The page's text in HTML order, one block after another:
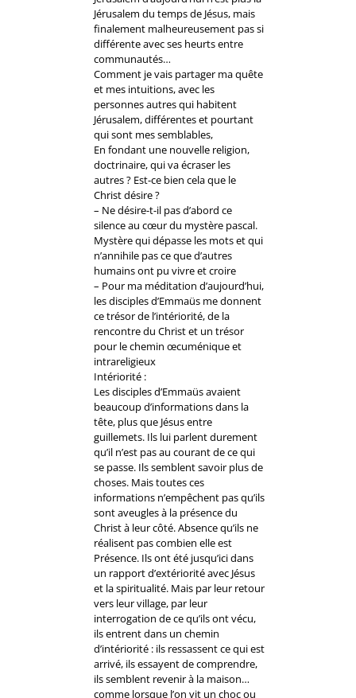
Jérusalem du temps de Jésus, mais
finalement malheureusement pas si
différente avec ses heurts entre
communautés…
Comment je vais partager ma quête
et mes intuitions, avec les
personnes autres qui habitent
Jérusalem, différentes et pourtant
qui sont mes semblables,
En fondant une nouvelle religion,
doctrinaire, qui va écraser les
autres ? Est-ce bien cela que le
Christ désire ?
– Ne désire-t-il pas d’abord ce
silence au cœur du mystère pascal.
Mystère qui dépasse les mots et qui
n’annihile pas ce que d’autres
humains ont pu vivre et croire
– Pour ma méditation d’aujourd’hui,
les disciples d’Emmaüs me donnent
ce trésor de l’intériorité, de la
rencontre du Christ et un trésor
pour le chemin œcuménique et
intrareligieux
Intériorité :
Les disciples d’Emmaüs avaient
beaucoup d’informations dans la
tête, plus que Jésus entre
guillemets. Ils lui parlent durement
qu’il n’est pas au courant de ce qui
se passe. Ils semblent savoir plus de
choses. Mais toutes ces
informations n’empêchent pas qu’ils
sont aveugles à la présence du
Christ à leur côté. Absence qu’ils ne
réalisent pas combien elle est
Présence. Ils ont été jusqu’ici dans
un rapport d’extériorité avec Jésus
et la spiritualité. Mais par leur retour
vers leur village, par leur
interrogation de ce qu’ils ont vécu,
ils entrent dans un chemin
d’intériorité : ils ressassent ce qui est
arrivé, ils essayent de comprendre,
ils semblent revenir à la maison…
comme lorsque l’on vit un choc ou